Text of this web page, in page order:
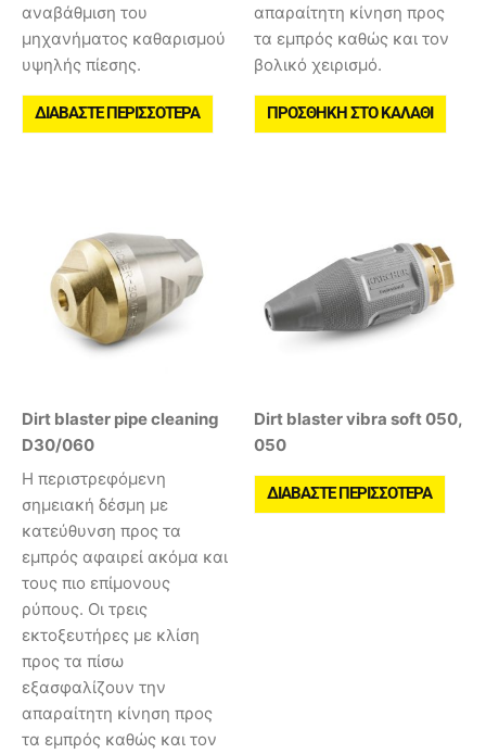
αναβάθμιση του
μηχανήματος καθαρισμού
υψηλής πίεσης.
ΔΙΑΒΆΣΤΕ ΠΕΡΙΣΣΌΤΕΡΑ
απαραίτητη κίνηση προς
τα εμπρός καθώς και τον
βολικό χειρισμό.
ΠΡΟΣΘΉΚΗ ΣΤΟ ΚΑΛΆΘΙ
Dirt blaster pipe cleaning
D30/060
Η περιστρεφόμενη
σημειακή δέσμη με
κατεύθυνση προς τα
εμπρός αφαιρεί ακόμα και
τους πιο επίμονους
ρύπους. Οι τρεις
εκτοξευτήρες με κλίση
προς τα πίσω
εξασφαλίζουν την
απαραίτητη κίνηση προς
τα εμπρός καθώς και τον
Dirt blaster vibra soft 050,
050
ΔΙΑΒΆΣΤΕ ΠΕΡΙΣΣΌΤΕΡΑ